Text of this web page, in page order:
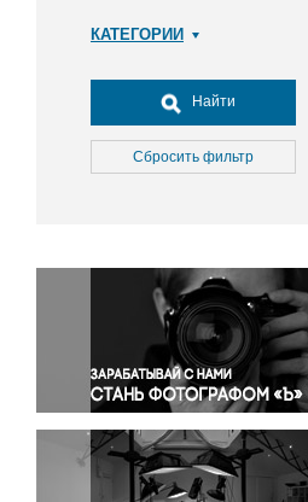
КАТЕГОРИИ
Досуг, туризм и отдых
Культура
Медицина
Окружающая среда
Политика
Правосудие
Происшествия и конфликты
Религия
Светская жизнь
Спорт
Экология
Найти
Сбросить фильтр